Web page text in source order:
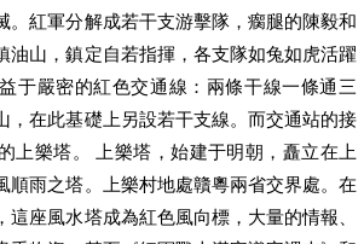
。紅軍分解成若干支游擊隊，瘸腿的陳毅和
油山，鎮定自若指揮，各支隊如兔如虎活躍
于嚴密的紅色交通線：兩條干線一條通三
，在此基礎上另設若干支線。而交通站的接
上樂塔。 上樂塔，始建于明朝，矗立在上
順雨之塔。上樂村地處贛粵兩省交界處。在
這座風水塔成為紅色風向標，大量的情報、